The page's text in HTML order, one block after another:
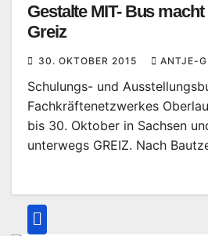
Gestalte MIT- Bus
Greiz
30. OKTOBER 2015 ANTJE-
Schulungs- und
Fachkräftenetzwerkes
bis 30. Oktober in Sachsen
unterwegs GREIZ. Nach